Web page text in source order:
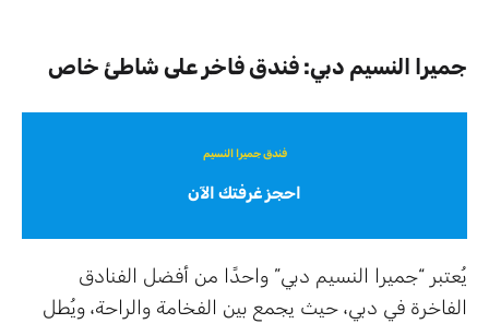
جميرا النسيم دبي: فندق فاخر على شاطئ خاص
فندق جميرا النسيم
احجز غرفتك الآن
يُعتبر “جميرا النسيم دبي” واحدًا من أفضل الفنادق
الفاخرة في دبي، حيث يجمع بين الفخامة والراحة، ويُطل